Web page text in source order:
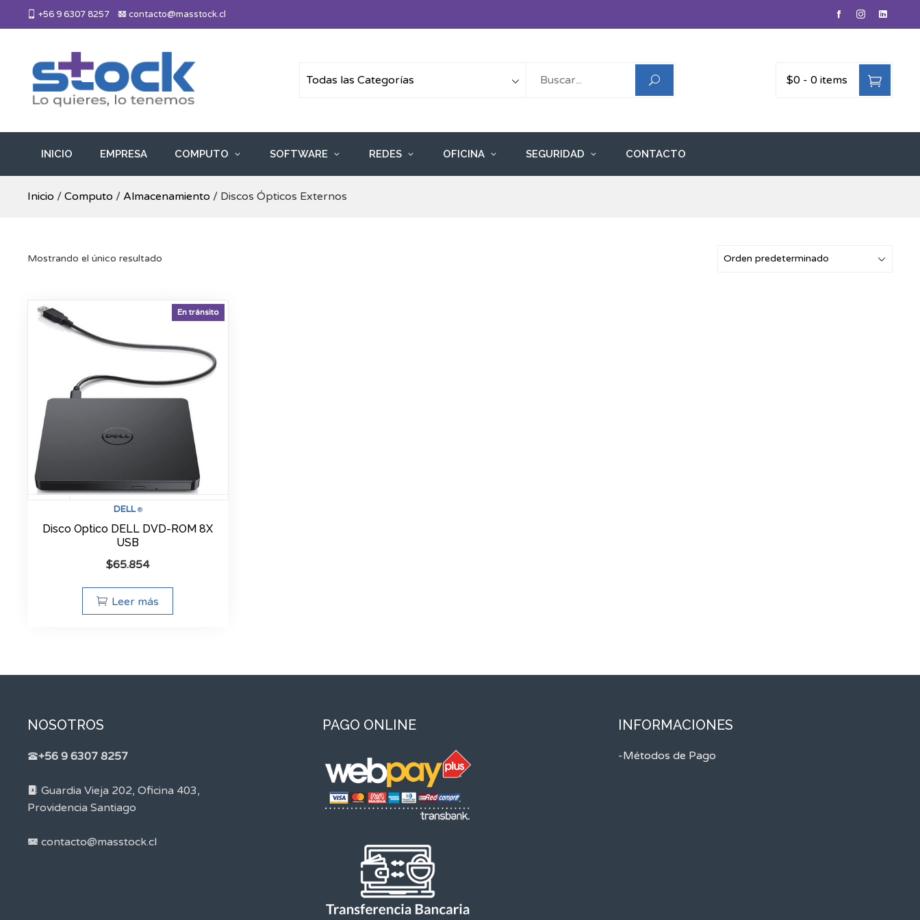
+56 9 6307 8257 contacto@masstock.cl
Más Stock
$0 - 0 items
INICIO EMPRESA COMPUTO SOFTWARE REDES OFICINA SEGURIDAD CONTACTO
Inicio / Computo / Almacenamiento / Discos Ópticos Externos
Mostrando el único resultado
DELL®
En tránsito
Disco Optico DELL DVD-ROM 8X
USB
$65.854
Leer más
NOSOTROS
+56 9 6307 8257
Guardia Vieja 202, Oficina 403,
Providencia Santiago
contacto@masstock.cl
PAGO ONLINE INFORMACIONES
-Métodos de Pago